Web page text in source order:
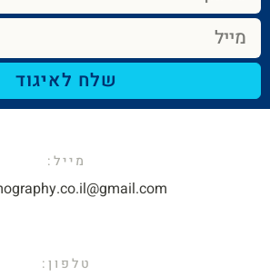
שלח לאיגוד
מייל:​
טלפון: